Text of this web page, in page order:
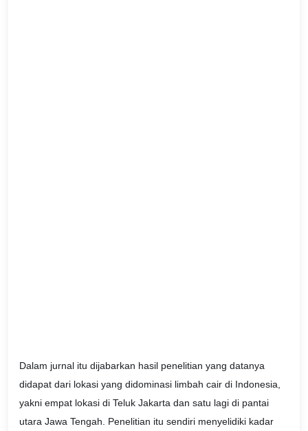
Dalam jurnal itu dijabarkan hasil penelitian yang datanya
didapat dari lokasi yang didominasi limbah cair di Indonesia,
yakni empat lokasi di Teluk Jakarta dan satu lagi di pantai
utara Jawa Tengah. Penelitian itu sendiri menyelidiki kadar